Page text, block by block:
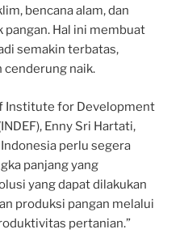
bencana alam, dan
pangan. Hal ini membuat
semakin terbatas,
cenderung naik.
Institute for Development
Enny Sri Hartati,
perlu segera
panjang yang
yang dapat dilakukan
produksi pangan melalui
pertanian.”